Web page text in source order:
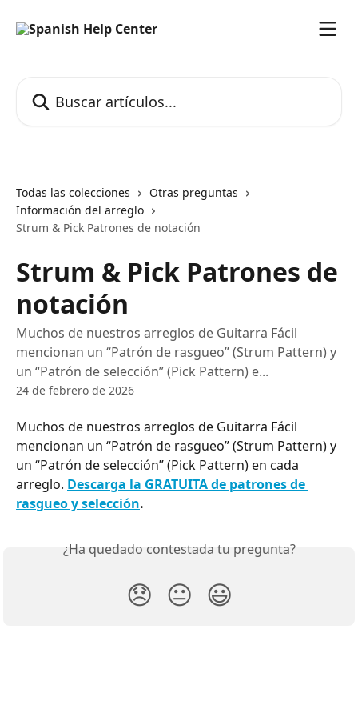
Todas las colecciones
Otras preguntas
Información del arreglo
Strum & Pick Patrones de notación
Strum & Pick Patrones de
notación
Muchos de nuestros arreglos de Guitarra Fácil
mencionan un “Patrón de rasgueo” (Strum Pattern) y
un “Patrón de selección” (Pick Pattern) e...
24 de febrero de 2026
Muchos de nuestros arreglos de Guitarra Fácil
mencionan un “Patrón de rasgueo” (Strum Pattern) y
un “Patrón de selección” (Pick Pattern) en cada
arreglo. Descarga la GRATUITA de patrones de
rasgueo y selección.
¿Ha quedado contestada tu pregunta?
😞 😐 😃